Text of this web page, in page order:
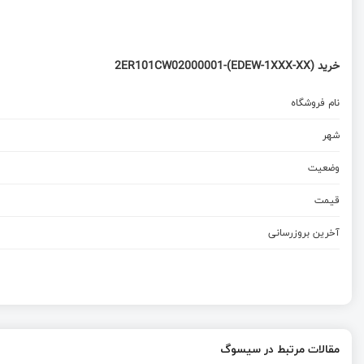
خرید 2ER101CW02000001-(EDEW-1XXX-XX)
نام فروشگاه
شهر
وضعیت
قیمت
آخرین بروزرسانی
مقالات مرتبط در سیسوگ